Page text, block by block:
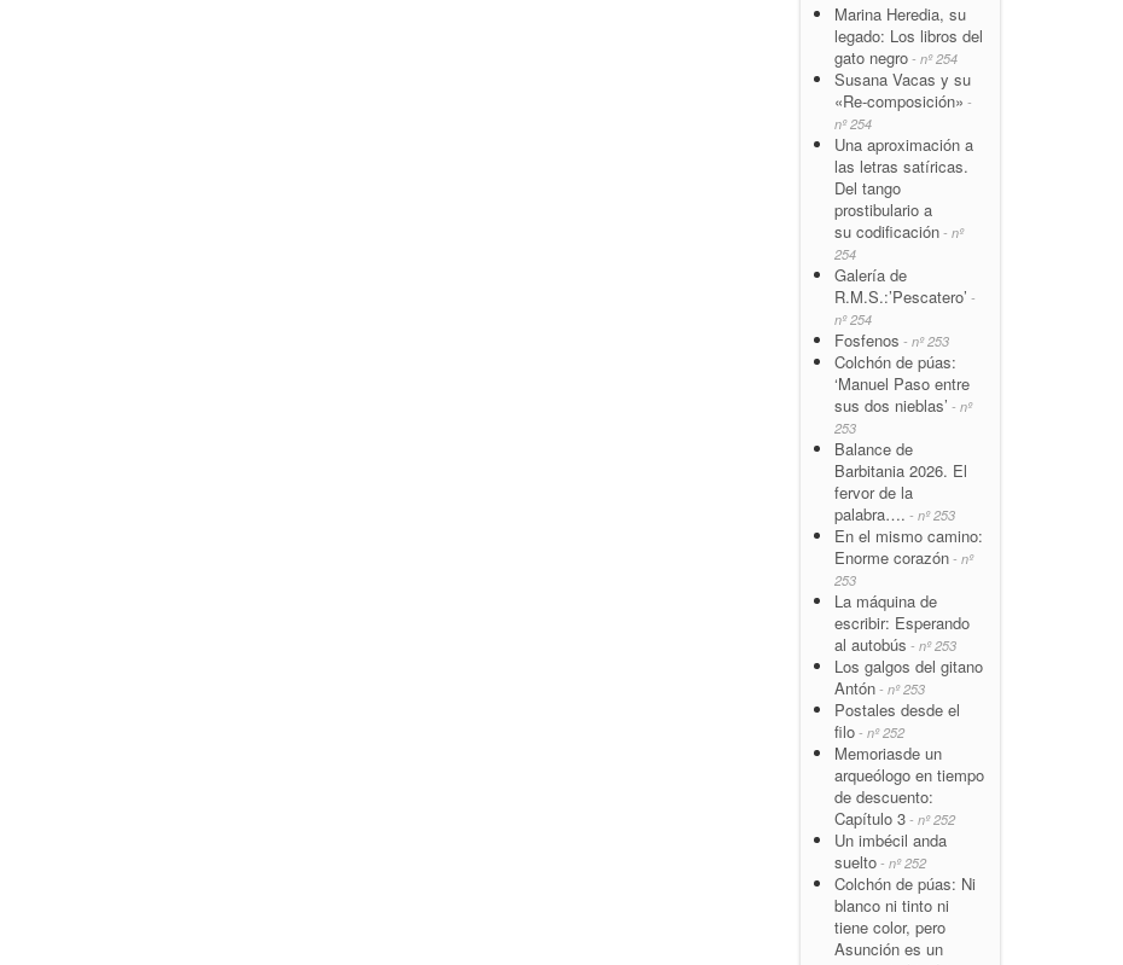
Marina Heredia, su
legado: Los libros del
gato negro - nº 254
Susana Vacas y su
«Re-composición» -
nº 254
Una aproximación a
las letras satíricas.
Del tango
prostibulario a
su codificación - nº
254
Galería de
R.M.S.:’Pescatero’ -
nº 254
Fosfenos - nº 253
Colchón de púas:
‘Manuel Paso entre
sus dos nieblas’ - nº
253
Balance de
Barbitania 2026. El
fervor de la
palabra…. - nº 253
En el mismo camino:
Enorme corazón - nº
253
La máquina de
escribir: Esperando
al autobús - nº 253
Los galgos del gitano
Antón - nº 253
Postales desde el
filo - nº 252
Memoriasde un
arqueólogo en tiempo
de descuento:
Capítulo 3 - nº 252
Un imbécil anda
suelto - nº 252
Colchón de púas: Ni
blanco ni tinto ni
tiene color, pero
Asunción es un